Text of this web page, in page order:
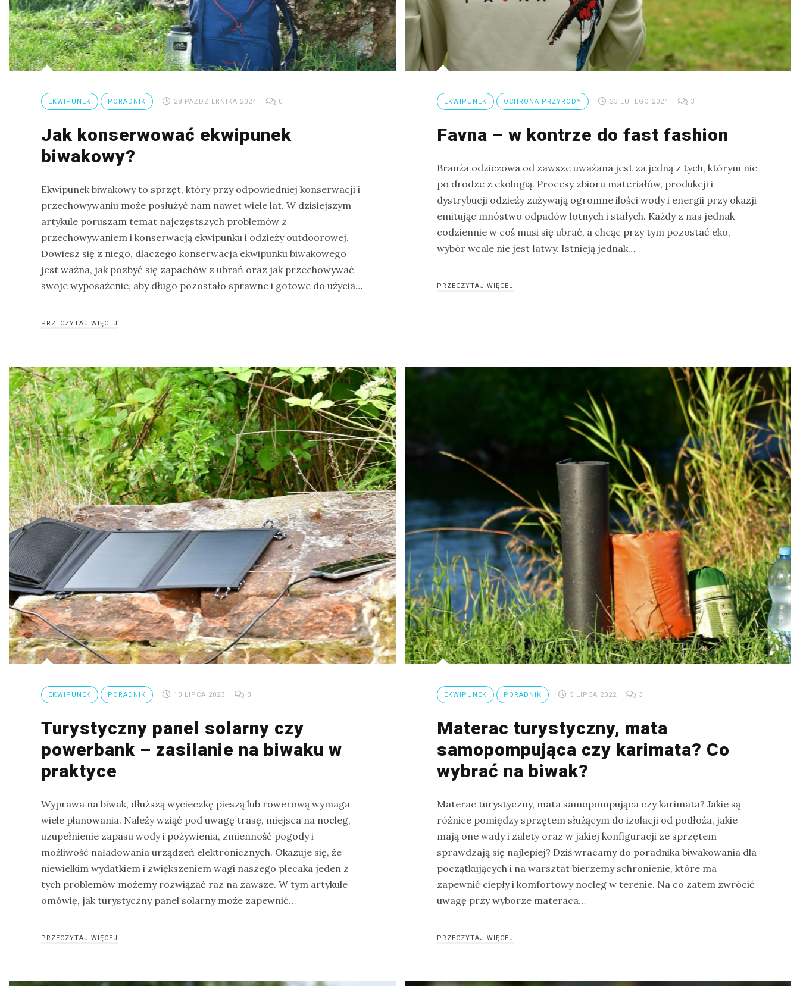
EKWIPUNEK PORADNIK 28 PAŹDZIERNIKA 2024 0
Jak konserwować ekwipunek
biwakowy?
Ekwipunek biwakowy to sprzęt, który przy odpowiedniej konserwacji i
przechowywaniu może posłużyć nam nawet wiele lat. W dzisiejszym
artykule poruszam temat najczęstszych problemów z
przechowywaniem i konserwacją ekwipunku i odzieży outdoorowej.
Dowiesz się z niego, dlaczego konserwacja ekwipunku biwakowego
jest ważna, jak pozbyć się zapachów z ubrań oraz jak przechowywać
swoje wyposażenie, aby długo pozostało sprawne i gotowe do użycia…
PRZECZYTAJ WIĘCEJ
EKWIPUNEK OCHRONA PRZYRODY 23 LUTEGO 2024 3
Favna – w kontrze do fast fashion
Branża odzieżowa od zawsze uważana jest za jedną z tych, którym nie
po drodze z ekologią. Procesy zbioru materiałów, produkcji i
dystrybucji odzieży zużywają ogromne ilości wody i energii przy okazji
emitując mnóstwo odpadów lotnych i stałych. Każdy z nas jednak
codziennie w coś musi się ubrać, a chcąc przy tym pozostać eko,
wybór wcale nie jest łatwy. Istnieją jednak…
PRZECZYTAJ WIĘCEJ
EKWIPUNEK PORADNIK 10 LIPCA 2023 3
Turystyczny panel solarny czy
powerbank – zasilanie na biwaku w
praktyce
Wyprawa na biwak, dłuższą wycieczkę pieszą lub rowerową wymaga
wiele planowania. Należy wziąć pod uwagę trasę, miejsca na nocleg,
uzupełnienie zapasu wody i pożywienia, zmienność pogody i
możliwość naładowania urządzeń elektronicznych. Okazuje się, że
niewielkim wydatkiem i zwiększeniem wagi naszego plecaka jeden z
tych problemów możemy rozwiązać raz na zawsze. W tym artykule
omówię, jak turystyczny panel solarny może zapewnić…
PRZECZYTAJ WIĘCEJ
EKWIPUNEK PORADNIK 5 LIPCA 2022 3
Materac turystyczny, mata
samopompująca czy karimata? Co
wybrać na biwak?
Materac turystyczny, mata samopompująca czy karimata? Jakie są
różnice pomiędzy sprzętem służącym do izolacji od podłoża, jakie
mają one wady i zalety oraz w jakiej konfiguracji ze sprzętem
sprawdzają się najlepiej? Dziś wracamy do poradnika biwakowania dla
początkujących i na warsztat bierzemy schronienie, które ma
zapewnić ciepły i komfortowy nocleg w terenie. Na co zatem zwrócić
uwagę przy wyborze materaca…
PRZECZYTAJ WIĘCEJ
na
Sri
Lankę
–
Wrona
wygląda,
wrona?
Modraszka
błękitny,
waleczności
KATEGORIE
Ekwipunek
Gady
Ochrona
przyrody
Poradnik
Ptaki
Ssaki
Wyprawy
TAGI
azja
bekasowate
bushcraft
chruściele
dzięciołowate
elektronika
turystyczna